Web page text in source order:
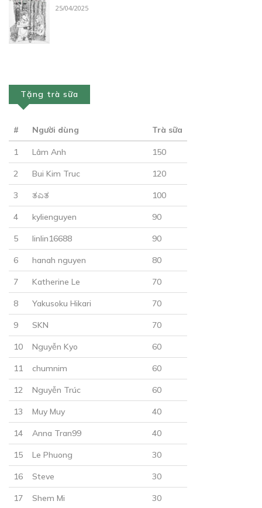
CHƯƠNG 20
CHƯƠNG 21
Tin tốt
18/12/2018
CHƯƠNG 22
Lễ xưng danh
19/12/2018
25/04/2025
Tặng trà sữa
# Người dùng Trà sữa
1 Lâm Anh 150
2 Bui Kim Truc 120
3 ತಎತ 100
4 kylienguyen 90
5 linlin16688 90
6 hanah nguyen 80
7 Katherine Le 70
8 Yakusoku Hikari 70
9 SKN 70
10 Nguyễn Kyo 60
11 chumnim 60
12 Nguyễn Trúc 60
13 Muy Muy 40
14 Anna Tran99 40
15 Le Phuong 30
16 Steve 30
17 Shem Mi 30